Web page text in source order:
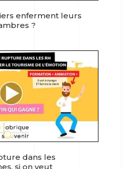
enferment leurs
?
dans les
si on veut